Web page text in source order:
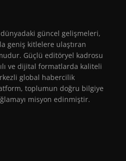
dünyadaki güncel gelişmeleri,
geniş kitlelere ulaştıran
Güçlü editöryel kadrosu
ve dijital formatlarda kaliteli
global habercilik
toplumun doğru bilgiye
misyon edinmiştir.